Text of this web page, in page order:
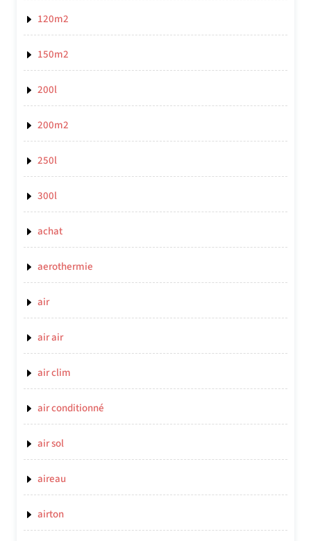
120m2
150m2
200l
200m2
250l
300l
achat
aerothermie
air
air air
air clim
air conditionné
air sol
aireau
airton